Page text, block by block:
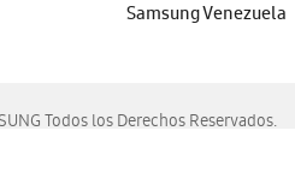
Samsung Venezuela
Todos los Derechos Reservados.